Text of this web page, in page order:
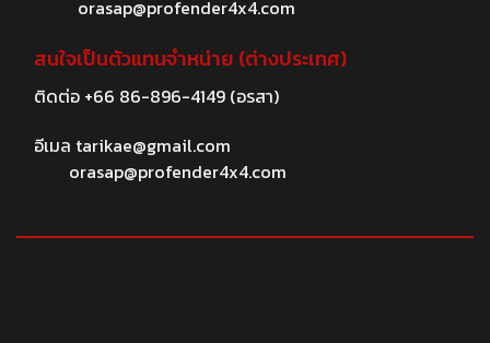
orasap@profender4x4.com
สนใจเป็นตัวแทนจำหน่าย (ต่างประเทศ)
ติดต่อ +66 86-896-4149(อรสา)
อีเมล tarikae@gmail.com
orasap@profender4x4.com